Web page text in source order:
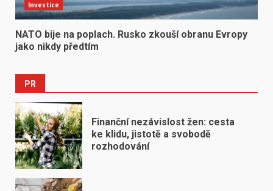
Investice
NATO bije na poplach. Rusko zkouší obranu Evropy
jako nikdy předtím
PR
Finanční nezávislost žen: cesta
ke klidu, jistotě a svobodě
rozhodování